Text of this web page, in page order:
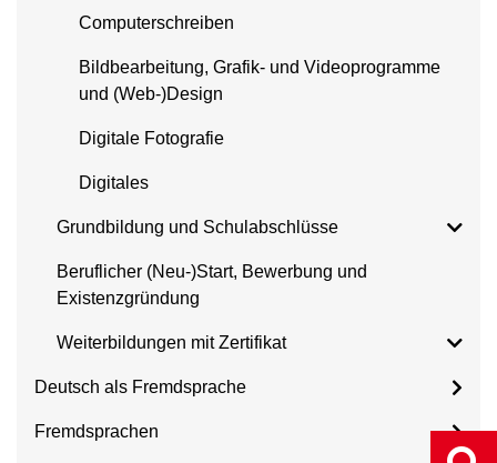
Computerschreiben
Bildbearbeitung, Grafik- und Videoprogramme
und (Web-)Design
Digitale Fotografie
Digitales
Grundbildung und Schulabschlüsse
Beruflicher (Neu-)Start, Bewerbung und
Existenzgründung
Weiterbildungen mit Zertifikat
Deutsch als Fremdsprache
Fremdsprachen